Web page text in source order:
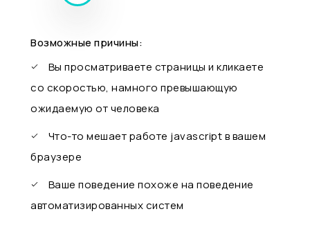
Возможные причины:
Вы просматриваете страницы и кликаете
со скоростью, намного превышающую
ожидаемую от человека
Что-то мешает работе javascript в вашем
браузере
Ваше поведение похоже на поведение
автоматизированных систем